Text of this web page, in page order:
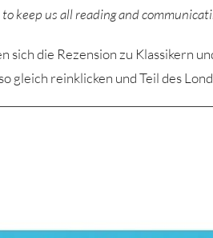
keep us all reading and
sich die Rezension zu Klassikern
gleich reinklicken und Teil des